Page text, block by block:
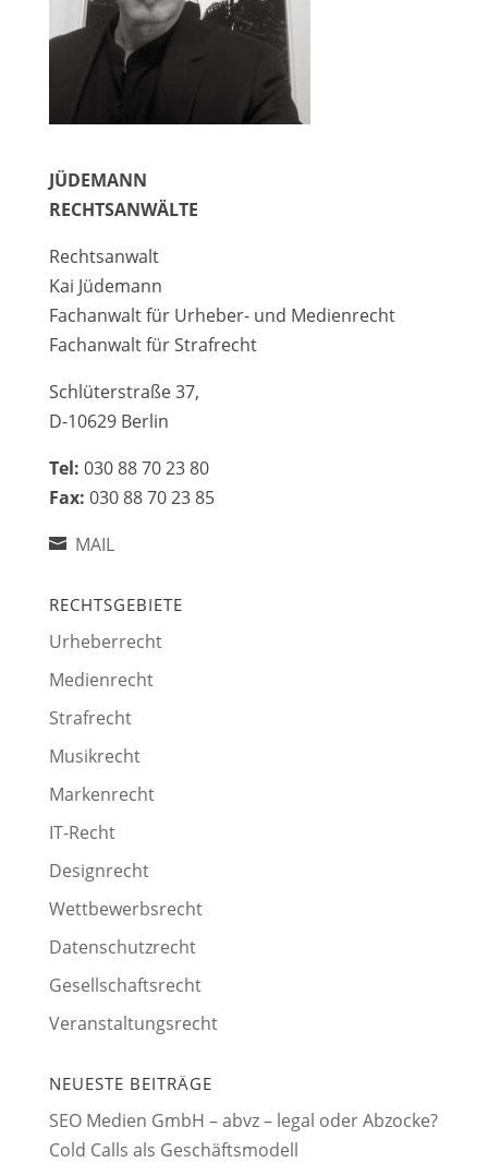
JÜDEMANN
RECHTSANWÄLTE
Rechtsanwalt
Kai Jüdemann
Fachanwalt für Urheber- und Medienrecht
Fachanwalt für Strafrecht
Schlüterstraße 37,
D-10629 Berlin
Tel: 030 88 70 23 80
Fax: 030 88 70 23 85
MAIL
RECHTSGEBIETE
Urheberrecht
Medienrecht
Strafrecht
Musikrecht
Markenrecht
IT-Recht
Designrecht
Wettbewerbsrecht
Datenschutzrecht
Gesellschaftsrecht
Veranstaltungsrecht
NEUESTE BEITRÄGE
SEO Medien GmbH – abvz – legal oder Abzocke?
Cold Calls als Geschäftsmodell